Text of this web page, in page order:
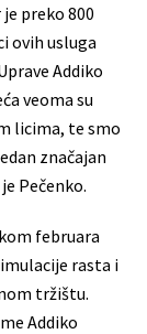
preko 800
ovih usluga
Addiko
veoma su
licima, te smo
značajan
Pečenko.
februara
rasta i
tržištu.
Addiko